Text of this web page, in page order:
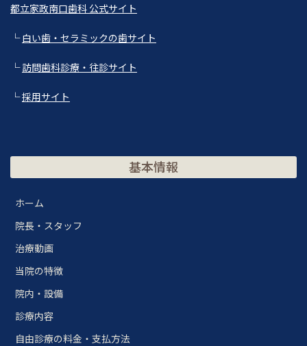
都立家政南口歯科 公式サイト
└白い歯・セラミックの歯サイト
└訪問歯科診療・往診サイト
└採用サイト
基本情報
ホーム
院長・スタッフ
治療動画
当院の特徴
院内・設備
診療内容
自由診療の料金・支払方法